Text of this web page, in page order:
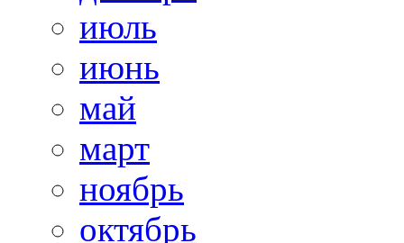
июль
июнь
май
март
ноябрь
октябрь